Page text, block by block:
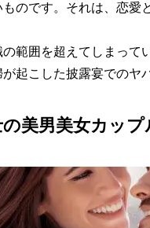
のです。それは、恋愛
範囲を超えてしまって
起こした披露宴でのヤ
美男美女カップ